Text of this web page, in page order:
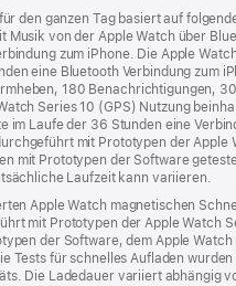
den ganzen Tag basiert auf
Musik von der Apple Watch über
zum iPhone. Die Apple
eine Bluetooth Verbindung
180 Benachrich­tigungen,
Series 10 (GPS) Nutzung
im Laufe der 36 Stunden eine
mit Prototypen der
mit Prototypen der Software
Laufzeit kann variieren.
Apple Watch magnetischen
mit Prototypen der Apple Watch
der Software, dem Apple
Tests für schnelles Aufladen
Die Ladedauer variiert abhängig